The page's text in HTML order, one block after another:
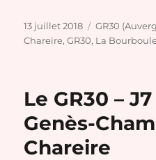
Publié
le
13 juillet 2018 Catégories
GR30
Chareire,GR30, La
Le GR30 –
Genès-
Chareire